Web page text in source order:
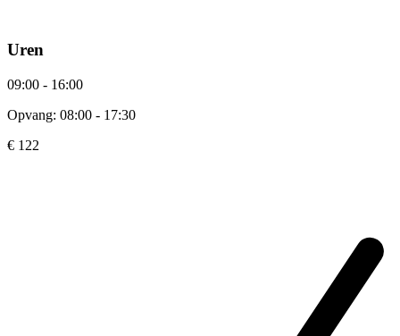
Uren
09:00 - 16:00
Opvang: 08:00 - 17:30
€ 122